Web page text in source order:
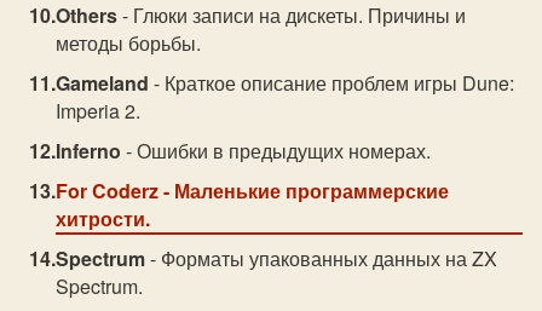
Others- Глюки записи на дискеты. Причины и
методы борьбы.
Gameland - Краткое описание проблем игры Dune:
Imperia 2.
Inferno - Ошибки в предыдущих номерах.
For Coderz- Маленькие программерские
хитрости.
Spectrum- Форматы упакованных данных на ZX
Spectrum.